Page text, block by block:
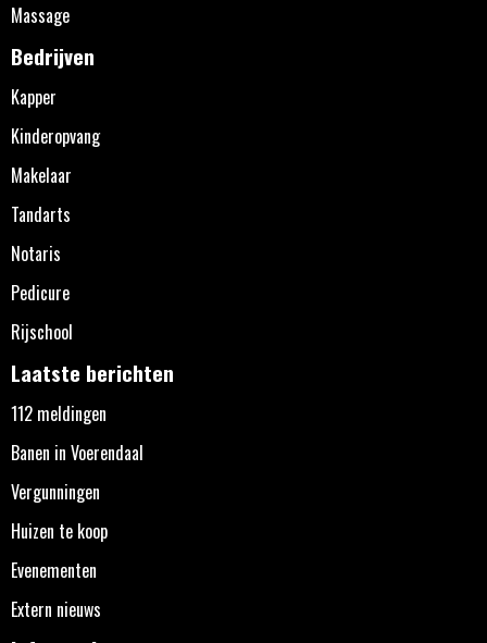
Massage
Bedrijven
Kapper
Kinderopvang
Makelaar
Tandarts
Notaris
Pedicure
Rijschool
Laatste berichten
112 meldingen
Banen in Voerendaal
Vergunningen
Huizen te koop
Evenementen
Extern nieuws